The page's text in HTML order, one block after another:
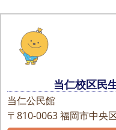
当仁校区民
当仁公民館
〒810-0063福岡市中央